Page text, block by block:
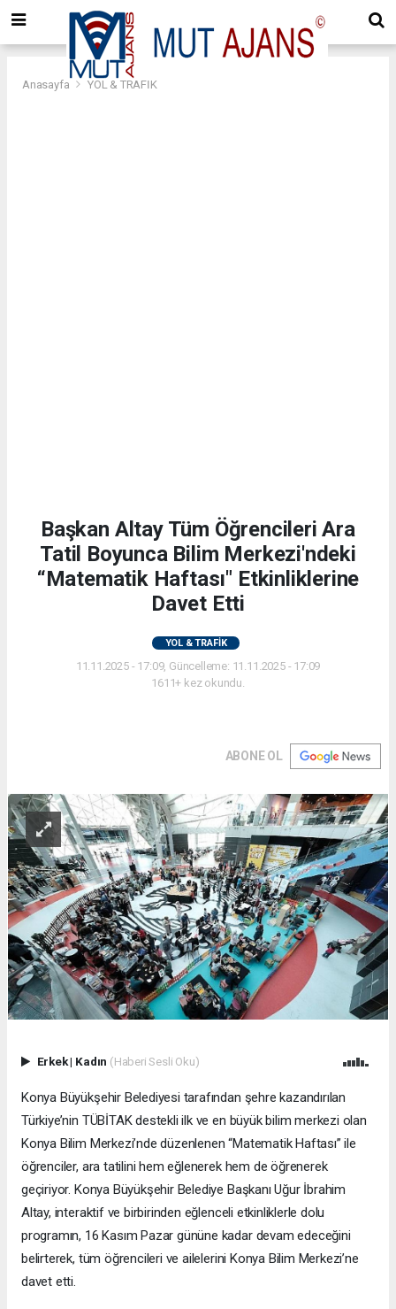
Anasayfa YOL & TRAFİK
Başkan Altay Tüm Öğrencileri Ara
Tatil Boyunca Bilim Merkezi'ndeki
“Matematik Haftası" Etkinliklerine
Davet Etti
YOL & TRAFİK
11.11.2025 - 17:09, Güncelleme: 11.11.2025 - 17:09
1611+ kez okundu.
ABONE OL
Erkek| Kadın (Haberi Sesli Oku)
Konya Büyükşehir Belediyesi tarafından şehre kazandırılan
Türkiye’nin TÜBİTAK destekli ilk ve en büyük bilim merkezi olan
Konya Bilim Merkezi’nde düzenlenen “Matematik Haftası” ile
öğrenciler, ara tatilini hem eğlenerek hem de öğrenerek
geçiriyor. Konya Büyükşehir Belediye Başkanı Uğur İbrahim
Altay, interaktif ve birbirinden eğlenceli etkinliklerle dolu
programın, 16 Kasım Pazar gününe kadar devam edeceğini
belirterek, tüm öğrencileri ve ailelerini Konya Bilim Merkezi’ne
davet etti.